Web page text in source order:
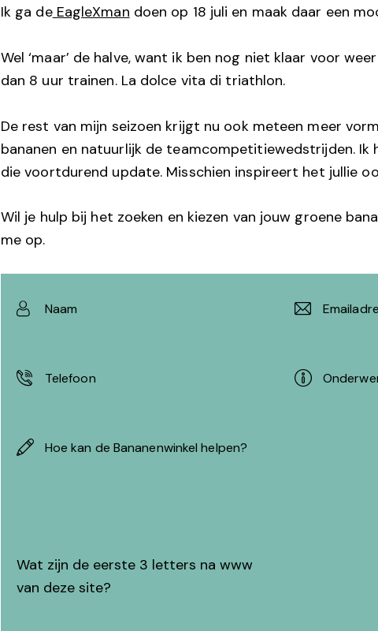
Ik ga deEagleXman doen op 18 juli en maak daar een
Wel ‘maar’ de halve, want ik ben nog niet klaar voor
dan 8 uur trainen. La dolce vita di triathlon.
De rest van mijn seizoen krijgt nu ook meteen meer
bananen en natuurlijk de teamcompetitiewedstrijden. Ik
die voortdurend update. Misschien inspireert het jullie
Wil je hulp bij het zoeken en kiezen van jouw groene
me op.
Wat zijn de eerste 3 letters na www
van deze site?